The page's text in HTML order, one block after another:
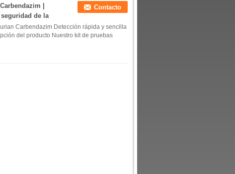
|
de la
Contacto
Carbendazim Detección rápida y sencilla
del producto Nuestro kit de pruebas